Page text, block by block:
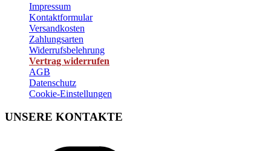
Impressum
Kontaktformular
Versandkosten
Zahlungsarten
Widerrufsbelehrung
Vertrag widerrufen
AGB
Datenschutz
Cookie-Einstellungen
UNSERE KONTAKTE